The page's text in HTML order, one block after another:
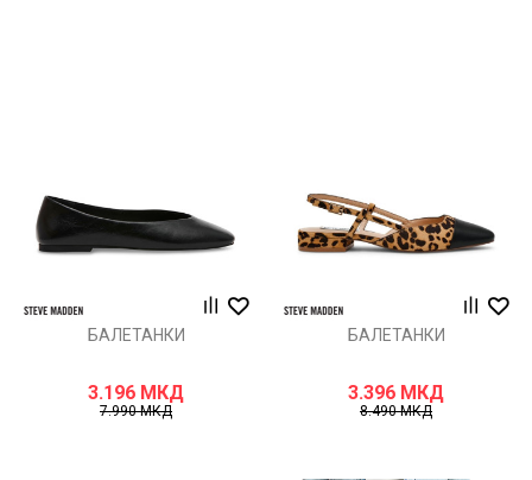
БАЛЕТАНКИ
3.196 МКД
7.990МКД
БАЛЕТАНКИ
3.396 МКД
8.490МКД